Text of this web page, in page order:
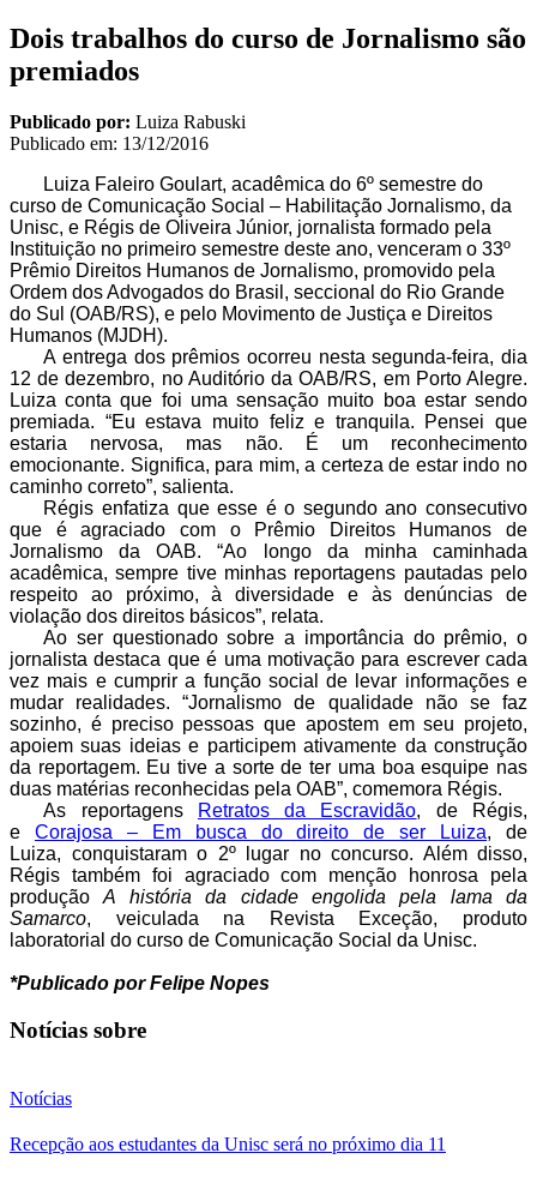
Dois trabalhos do curso de Jornalismo são
premiados
Publicado por: Luiza Rabuski
Publicado em: 13/12/2016
Luiza Faleiro Goulart, acadêmica do 6º semestre do
curso de Comunicação Social – Habilitação Jornalismo, da
Unisc, e Régis de Oliveira Júnior, jornalista formado pela
Instituição no primeiro semestre deste ano, venceram o 33º
Prêmio Direitos Humanos de Jornalismo, promovido pela
Ordem dos Advogados do Brasil, seccional do Rio Grande
do Sul (OAB/RS), e pelo Movimento de Justiça e Direitos
Humanos (MJDH).
A entrega dos prêmios ocorreu nesta segunda-feira, dia
12 de dezembro, no Auditório da OAB/RS, em Porto Alegre.
Luiza conta que foi uma sensação muito boa estar sendo
premiada. “Eu estava muito feliz e tranquila. Pensei que
estaria nervosa, mas não. É um reconhecimento
emocionante. Significa, para mim, a certeza de estar indo no
caminho correto”, salienta.
Régis enfatiza que esse é o segundo ano consecutivo
que é agraciado com o Prêmio Direitos Humanos de
Jornalismo da OAB. “Ao longo da minha caminhada
acadêmica, sempre tive minhas reportagens pautadas pelo
respeito ao próximo, à diversidade e às denúncias de
violação dos direitos básicos”, relata.
Ao ser questionado sobre a importância do prêmio, o
jornalista destaca que é uma motivação para escrever cada
vez mais e cumprir a função social de levar informações e
mudar realidades. “Jornalismo de qualidade não se faz
sozinho, é preciso pessoas que apostem em seu projeto,
apoiem suas ideias e participem ativamente da construção
da reportagem. Eu tive a sorte de ter uma boa esquipe nas
duas matérias reconhecidas pela OAB”, comemora Régis.
As reportagens
Retratos da Escravidão, de Régis,
e Corajosa – Em busca do direito de ser Luiza, de
Luiza, conquistaram o 2º lugar no concurso. Além disso,
Régis também foi agraciado com menção honrosa pela
produçãoA história da cidade engolida pela lama da
Samarco, veiculada na Revista Exceção, produto
laboratorial do curso de Comunicação Social da Unisc.
*Publicado por Felipe Nopes
Notícias sobre
Notícias
Recepção aos estudantes da Unisc será no próximo dia 11